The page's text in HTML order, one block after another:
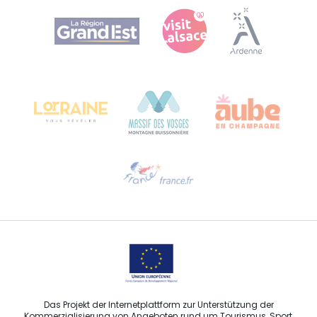
Agence Régionale du Tourisme Grand Est
Bureau de Colmar (Hauptverwaltung)
Sprechen Sie uns per E-Mail an
Das Projekt der Internetplattform zur Unterstützung der